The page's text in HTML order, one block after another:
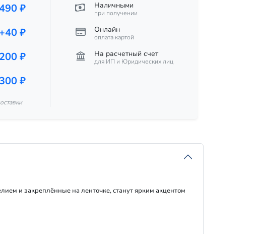
₽
+40 ₽
₽
₽
Наличными
при получении
Онлайн
оплата картой
На расчетный счет
для ИП и Юридических лиц
и закреплённые на ленточке, станут ярким акцентом